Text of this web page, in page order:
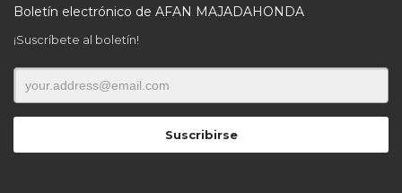
Boletín electrónico de AFAN MAJADAHONDA
¡Suscríbete al boletín!